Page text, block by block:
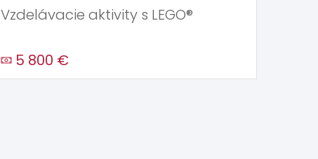
Vzdelávacie aktivity s LEGO®
5 800 €